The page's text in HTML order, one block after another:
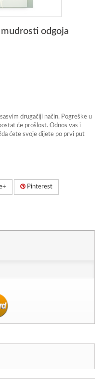
odgoja
drugačiji način. Pogreške u
će prošlost. Odnos vas i
ćete svoje dijete po prvi put
Pinterest